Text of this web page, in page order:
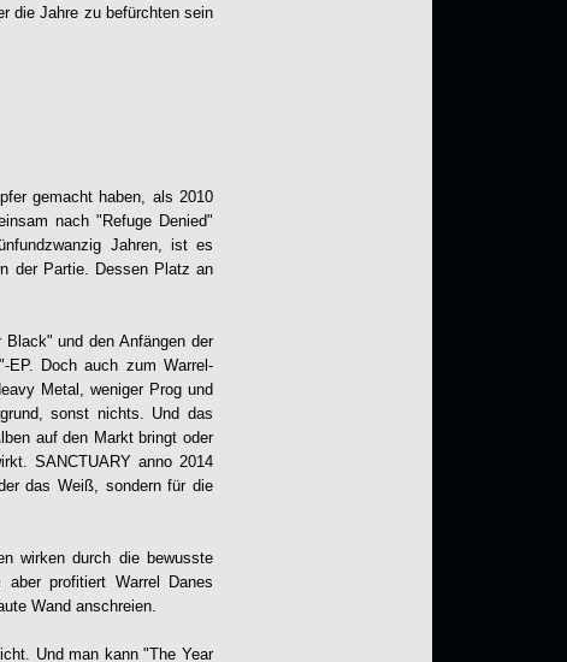
die Jahre zu befürchten sein
gemacht haben, als 2010
nach "Refuge Denied"
Jahren, ist es
der Partie. Dessen Platz an
und den Anfängen der
EP. Doch auch zum Warrel-
Metal, weniger Prog und
sonst nichts. Und das
auf den Markt bringt oder
SANCTUARY anno 2014
das Weiß, sondern für die
wirken durch die bewusste
aber profitiert Warrel Danes
Wand anschreien.
Und man kann "The Year